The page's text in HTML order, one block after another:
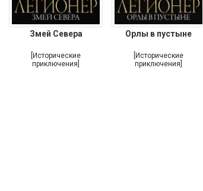
Змей Севера
[Исторические
приключения]
Орлы в пустыне
[Исторические
приключения]